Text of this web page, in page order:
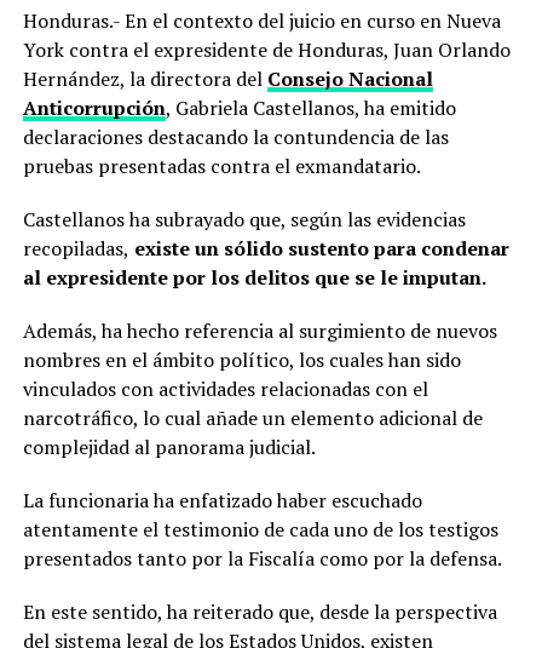
Honduras.- En el contexto del juicio en curso en Nueva
York contra el expresidente de Honduras, Juan Orlando
Hernández, la directora del Consejo Nacional
Anticorrupción, Gabriela Castellanos, ha emitido
declaraciones destacando la contundencia de las
pruebas presentadas contra el exmandatario.
Castellanos ha subrayado que, según las evidencias
recopiladas, existe un sólido sustento para condenar
al expresidente por los delitos que se le imputan.
Además, ha hecho referencia al surgimiento de nuevos
nombres en el ámbito político, los cuales han sido
vinculados con actividades relacionadas con el
narcotráfico, lo cual añade un elemento adicional de
complejidad al panorama judicial.
La funcionaria ha enfatizado haber escuchado
atentamente el testimonio de cada uno de los testigos
presentados tanto por la Fiscalía como por la defensa.
En este sentido, ha reiterado que, desde la perspectiva
del sistema legal de los Estados Unidos, existen